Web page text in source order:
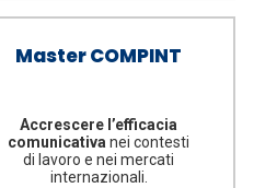
Master COMPINT
Accrescere l’efficacia
comunicativa nei contesti
di lavoro e nei mercati
internazionali.